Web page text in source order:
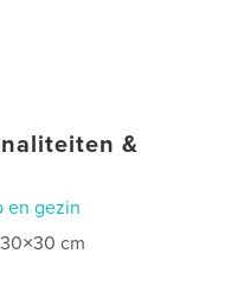
&
en gezin
cm